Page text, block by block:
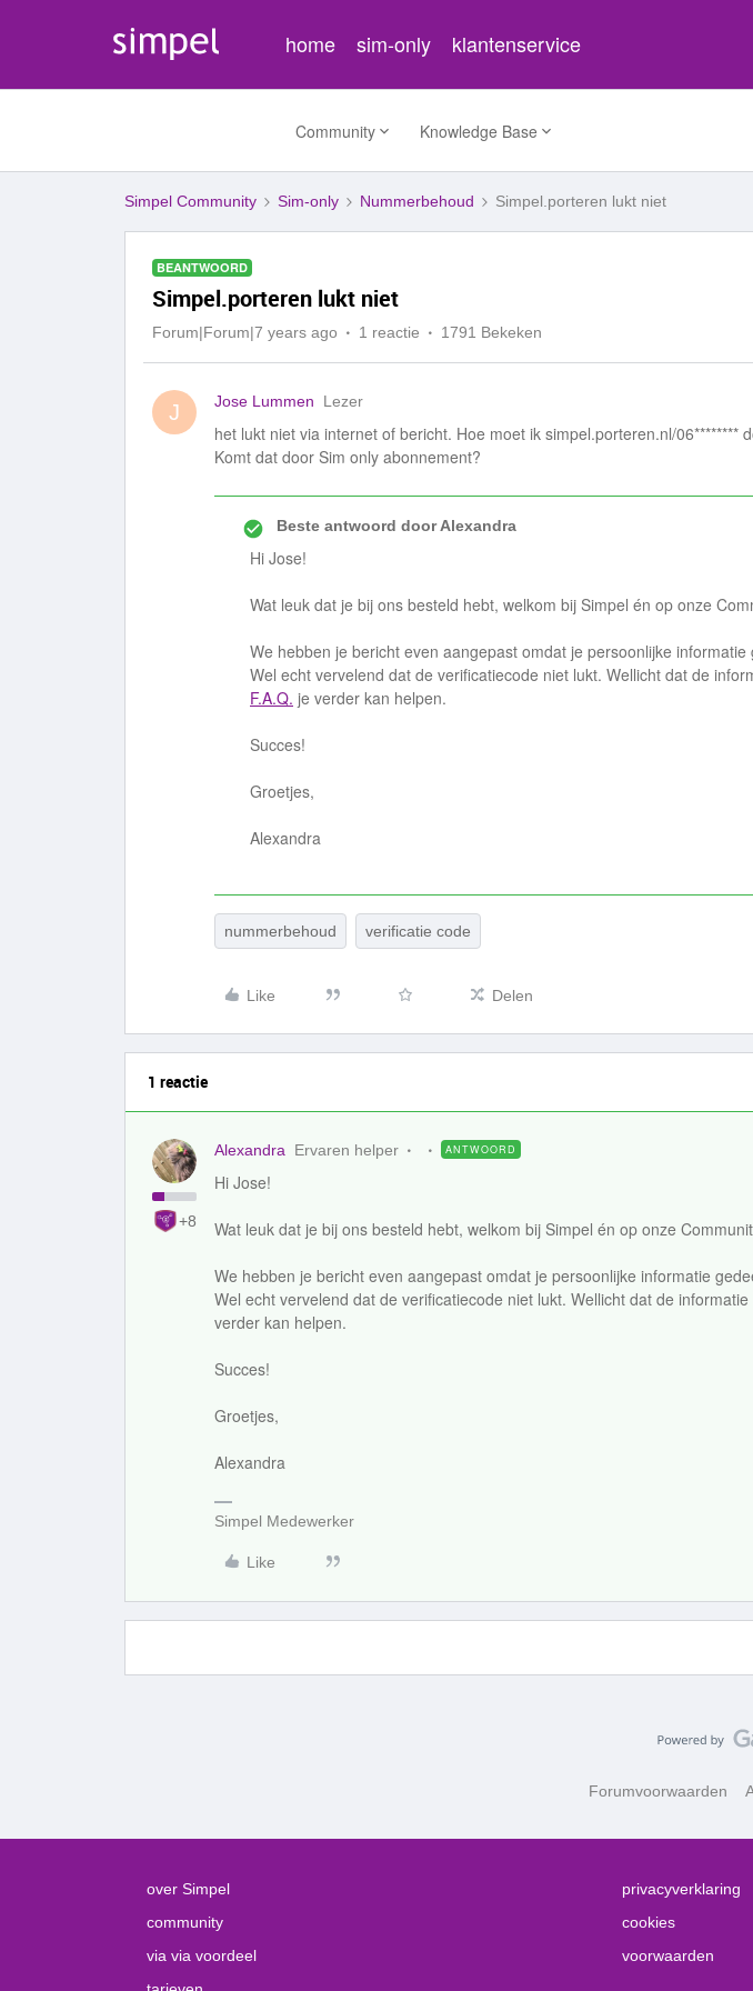
home sim-only klantenservice
Community Knowledge Base
Simpel Community Sim-only Nummerbehoud Simpel.porteren lukt niet
BEANTWOORD
Simpel.porteren lukt niet
Forum|Forum|7 years ago 1 reactie 1791 Bekeken
J Jose Lummen Lezer
het lukt niet via internet of bericht. Hoe moet ik simpel.porteren.nl/06********
Komt dat door Sim only abonnement?
Beste antwoord doorAlexandra
Hi Jose!
Wat leuk dat je bij ons besteld hebt, welkom bij Simpel én op onze
We hebben je bericht even aangepast omdat je persoonlijke informatie
Wel echt vervelend dat de verificatiecode niet lukt. Wellicht dat de
F.A.Q. je verder kan helpen.
Succes!
Groetjes,
Alexandra
nummerbehoud verificatie code
Like Delen
1 reactie
+8
Alexandra Ervaren helper ANTWOORD
Hi Jose!
Wat leuk dat je bij ons besteld hebt, welkom bij Simpel én op onze
We hebben je bericht even aangepast omdat je persoonlijke informatie
Wel echt vervelend dat de verificatiecode niet lukt. Wellicht dat de informatie
verder kan helpen.
Succes!
Groetjes,
Alexandra
Simpel Medewerker
Like
Forumvoorwaarden
over Simpel
community
via via voordeel
privacyverklaring
cookies
voorwaarden